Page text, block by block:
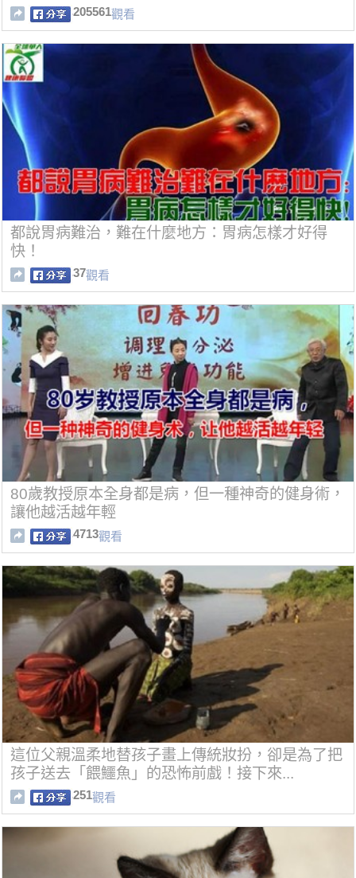
205561觀看
都說胃病難治，難在什麼地方：胃病怎樣才好得
快！
37觀看
80歲教授原本全身都是病，但一種神奇的健身術，
讓他越活越年輕
4713觀看
這位父親溫柔地替孩子畫上傳統妝扮，卻是為了把
孩子送去「餵鱷魚」的恐怖前戲！接下來...
251觀看